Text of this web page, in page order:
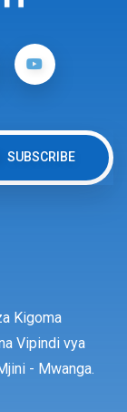
SUBSCRIBE
Kigoma
Vipindi vya
- Mwanga.